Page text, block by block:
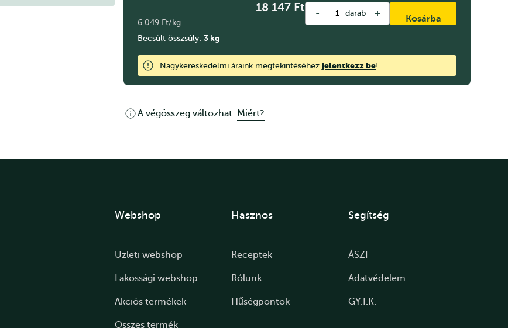
18 147 Ft
6 049 Ft/kg
- darab + Kosárba
Becsült összsúly: 3 kg
Nagykereskedelmi áraink megtekintéséhez jelentkezz be!
A végösszeg változhat. Miért?
Webshop
Üzleti webshop
Lakossági webshop
Akciós termékek
Összes termék
Hasznos
Receptek
Rólunk
Hűségpontok
Segítség
ÁSZF
Adatvédelem
GY.I.K.